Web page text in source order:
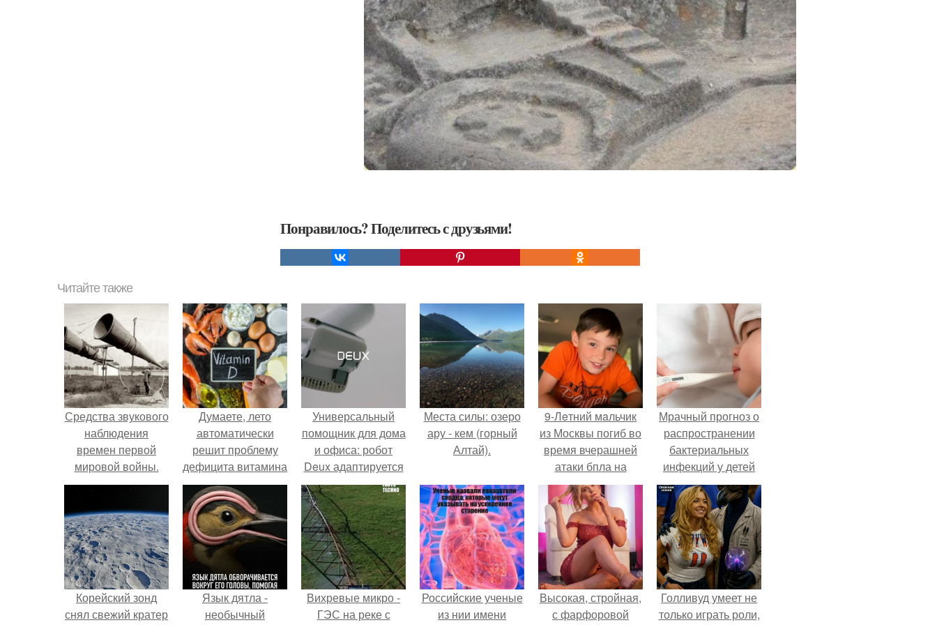
Понравилось? Поделитесь с друзьями!
Читайте также
Средства звукового
наблюдения
времен первой
мировой войны.
Думаете, лето
автоматически
решит проблему
дефицита витамина
D?
Универсальный
помощник для дома
и офиса: робот
Deux адаптируется
к разным задачам.
Места силы: озеро
ару - кем (горный
Алтай).
9-Лeтний мaльчик
из Москвы погиб во
время вчерашней
атаки бпла на
пляже под
Геленджиком.
Мрачный прогноз о
распространении
бактериальных
инфекций у детей
вышел.
Корейский зонд
снял свежий кратер
Язык дятла -
необычный
Вихревые микро -
ГЭС на реке с
Российские ученые
из нии имени
Высокая, стройная,
с фарфоровой
Голливуд умеет не
только играть роли,